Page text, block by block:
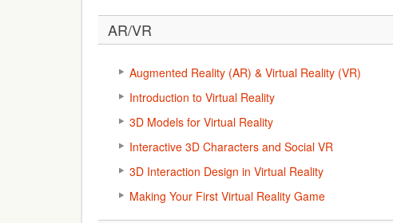
AR/VR
Augmented Reality (AR) & Virtual Reality (VR)
Introduction to Virtual Reality
3D Models for Virtual Reality
Interactive 3D Characters and Social VR
3D Interaction Design in Virtual Reality
Making Your First Virtual Reality Game